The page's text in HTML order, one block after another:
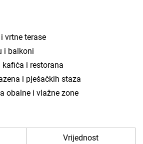
vrtne terase
i balkoni
i restorana
i pješačkih staza
obalne i vlažne zone
Vrijednost